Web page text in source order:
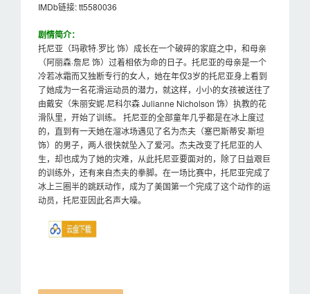
IMDb链接: tt5580036
剧情简介：
托尼亚（玛歌特·罗比 饰）成长在一个破碎的家庭之中，和母亲
（阿丽森·詹尼 饰）过着相依为命的日子。托尼亚的母亲是一个
冷若冰霜而又独断专行的女人，她在年仅3岁的托尼亚身上看到
了她成为一名花滑运动员的潜力，就这样，小小的女孩被送往了
由戴安（朱丽安妮·尼科尔森 Julianne Nicholson 饰）执教的花
滑队里，开始了训练。 托尼亚的全部童年几乎都是在冰上度过
的，直到有一天她在溜冰场遇见了名为杰夫（塞巴斯蒂安·斯坦
饰）的男子，两人很快就坠入了爱河。杰夫改变了托尼亚的人
生，却也成为了她的灾难，从此托尼亚要面对的，除了日益艰巨
的训练外，还有来自杰夫的拳脚。在一场比赛中，托尼亚完成了
冰上三圈半的跳跃动作，成为了美国第一个完成了这个动作的运
动员，托尼亚因此名声大噪。